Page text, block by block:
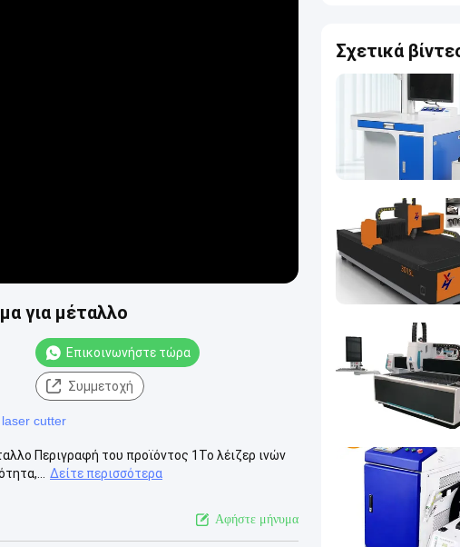
για μέταλλο
Επικοινωνήστε τώρα
Συμμετοχή
cutter
Περιγραφή του προϊόντος 1Το λέιζερ ινών
Δείτε περισσότερα
Αφήστε μήνυμα
Σχετικά